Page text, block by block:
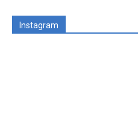
Instagram